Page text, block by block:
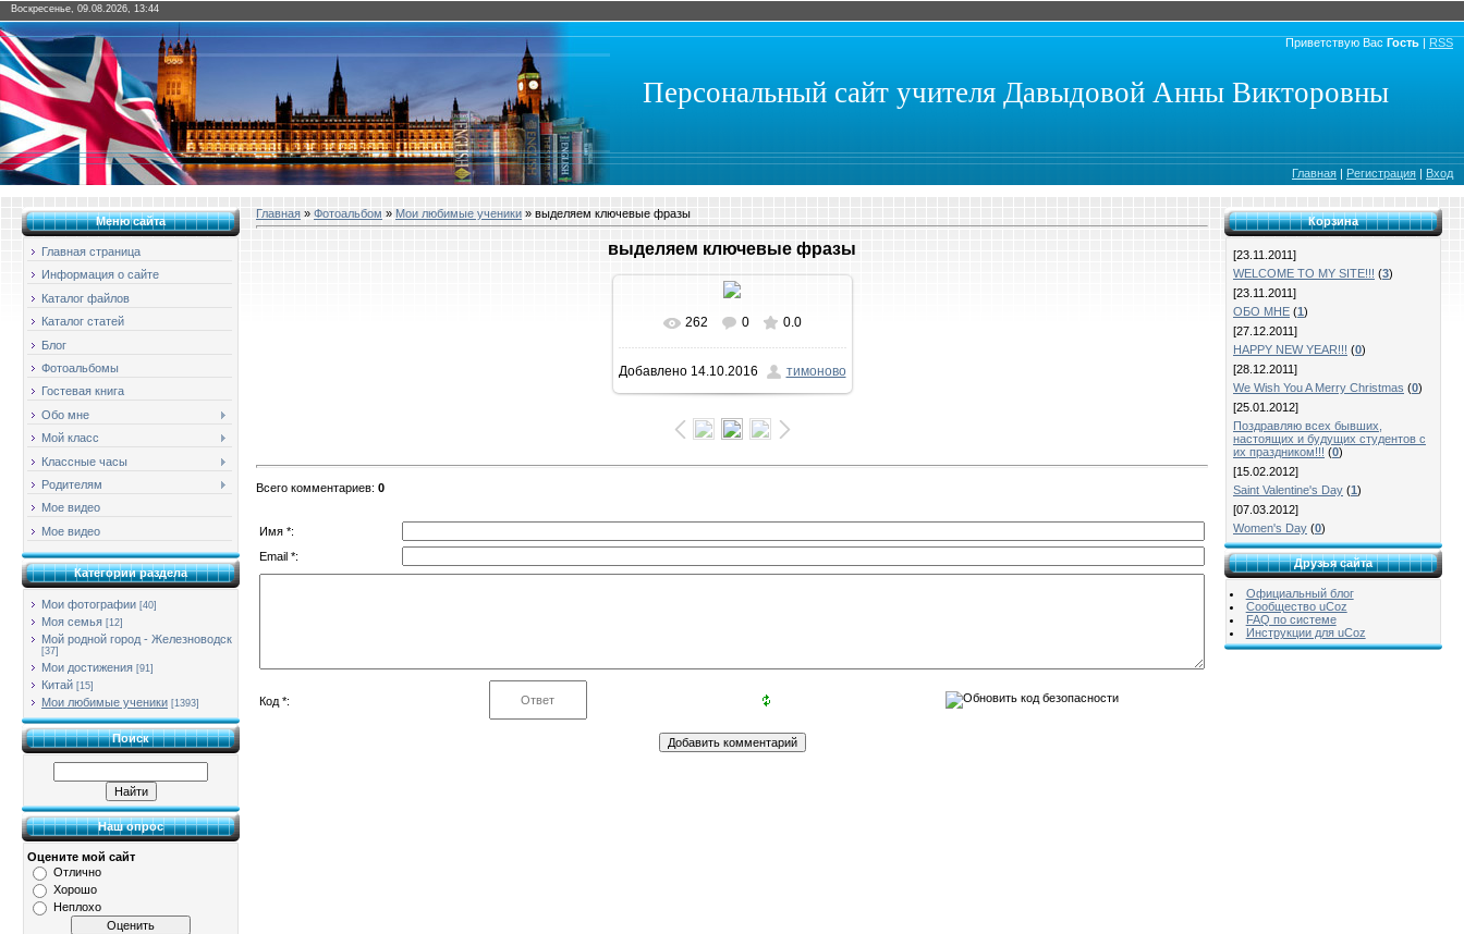
Воскресенье, 09.08.2026, 13:44
Приветствую Вас Гость | RSS
Персональный сайт учителя Давыдовой Анны Викторовны
Главная | Регистрация | Вход
Меню сайта
Главная страница
Информация о сайте
Каталог файлов
Каталог статей
Блог
Фотоальбомы
Гостевая книга
Обо мне
Мой класс
Классные часы
Родителям
Мое видео
Мое видео
Категории раздела
Мои фотографии [40]
Моя семья [12]
Мой родной город - Железноводск
[37]
Мои достижения [91]
Китай [15]
Мои любимые ученики [1393]
Поиск
Наш опрос
Оцените мой сайт
Отлично
Хорошо
Неплохо
Главная » Фотоальбом » Мои любимые ученики » выделяем ключевые фразы
выделяем ключевые фразы
В реальном размере
1600x900/ 1405.4Kb
262 0 0.0
Добавлено14.10.2016 тимоново
Всего комментариев: 0
Имя *:
Email *:
Код *:
Корзина
[23.11.2011]
WELCOME TO MY SITE!!! (3)
[23.11.2011]
ОБО МНЕ (1)
[27.12.2011]
HAPPY NEW YEAR!!! (0)
[28.12.2011]
We Wish You A Merry Christmas (0)
[25.01.2012]
Поздравляю всех бывших,
настоящих и будущих студентов с
их праздником!!! (0)
[15.02.2012]
Saint Valentine's Day (1)
[07.03.2012]
Women's Day (0)
Друзья сайта
Официальный блог
Сообщество uCoz
FAQ по системе
Инструкции для uCoz